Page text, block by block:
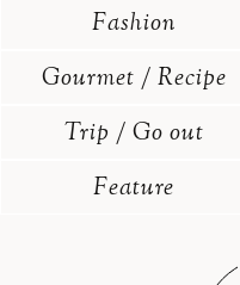
Fashion
Gourmet / Recipe
Trip / Go out
Feature